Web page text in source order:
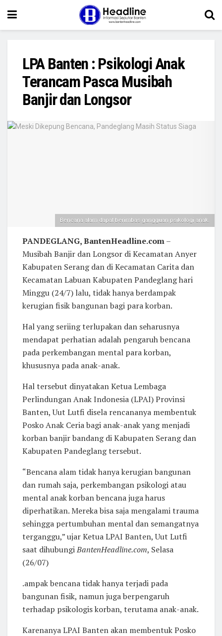
LPA Banten : Psikologi Anak
Terancam Pasca Musibah
Banjir dan Longsor
Bencana alam dapat berimbas gangguan psikologi anak.
PANDEGLANG, BantenHeadline.com–
Musibah Banjir dan Longsor di Kecamatan Anyer
Kabupaten Serang dan di Kecamatan Carita dan
Kecamatan Labuan Kabupaten Pandeglang hari
Minggu (24/7) lalu, tidak hanya berdampak
kerugian fisik bangunan bagi para korban.
Hal yang seriing terlupakan dan seharusnya
mendapat perhatian adalah pengaruh bencana
pada perkembangan mental para korban,
khususnya pada anak-anak.
Hal tersebut dinyatakan Ketua Lembaga
Perlindungan Anak Indonesia (LPAI) Provinsi
Banten, Uut Lutfi disela rencananya membentuk
Posko Anak Ceria bagi anak-anak yang menjadi
korban banjir bandang di Kabupaten Serang dan
Kabupaten Pandeglang tersebut.
“Bencana alam tidak hanya kerugian bangunan
dan rumah saja, perkembangan psikologi atau
mental anak korban bencana juga harus
diperhatikan. Mereka bisa saja mengalami trauma
sehingga pertumbuhan mental dan semangatnya
terganggu,” ujar Ketua LPAI Banten, Uut Lutfi
saat dihubungiBantenHeadline.com, Selasa
(26/07)
.ampak bencana tidak hanya terjadi pada
bangunan fisik, namun juga berpengaruh
terhadap psikologis korban, terutama anak-anak.
Karenanya LPAI Banten akan membentuk Posko